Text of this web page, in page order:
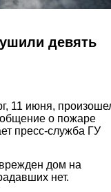
девять
11 июня,
о пожаре
пресс-служба ГУ
дом на
нет.